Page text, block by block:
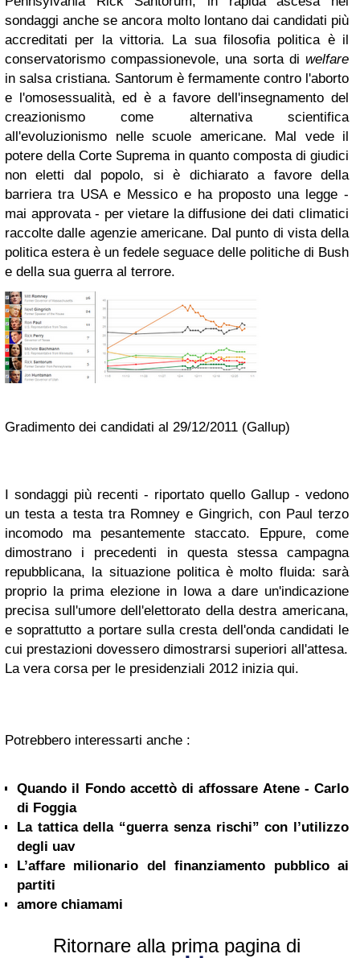
sondaggi anche se ancora molto lontano dai candidati più
accreditati per la vittoria. La sua filosofia politica è il
conservatorismo compassionevole, una sorta di welfare
in salsa cristiana. Santorum è fermamente contro l'aborto
e l'omosessualità, ed è a favore dell'insegnamento del
creazionismo come alternativa scientifica
all'evoluzionismo nelle scuole americane. Mal vede il
potere della Corte Suprema in quanto composta di giudici
non eletti dal popolo, si è dichiarato a favore della
barriera tra USA e Messico e ha proposto una legge -
mai approvata - per vietare la diffusione dei dati climatici
raccolte dalle agenzie americane. Dal punto di vista della
politica estera è un fedele seguace delle politiche di Bush
e della sua guerra al terrore.
Gradimento dei candidati al 29/12/2011 (Gallup)
I sondaggi più recenti - riportato quello Gallup - vedono
un testa a testa tra Romney e Gingrich, con Paul terzo
incomodo ma pesantemente staccato. Eppure, come
dimostrano i precedenti in questa stessa campagna
repubblicana, la situazione politica è molto fluida: sarà
proprio la prima elezione in Iowa a dare un'indicazione
precisa sull'umore dell'elettorato della destra americana,
e soprattutto a portare sulla cresta dell'onda candidati le
cui prestazioni dovessero dimostrarsi superiori all'attesa.
La vera corsa per le presidenziali 2012 inizia qui.
Potrebbero interessarti anche :
Quando il Fondo accettò di affossare Atene - Carlo
di Foggia
La tattica della “guerra senza rischi” con l’utilizzo
degli uav
L’affare milionario del finanziamento pubblico ai
partiti
amore chiamami
Ritornare alla prima pagina di